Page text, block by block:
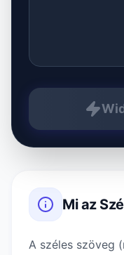
Mi az
A széles szöveg